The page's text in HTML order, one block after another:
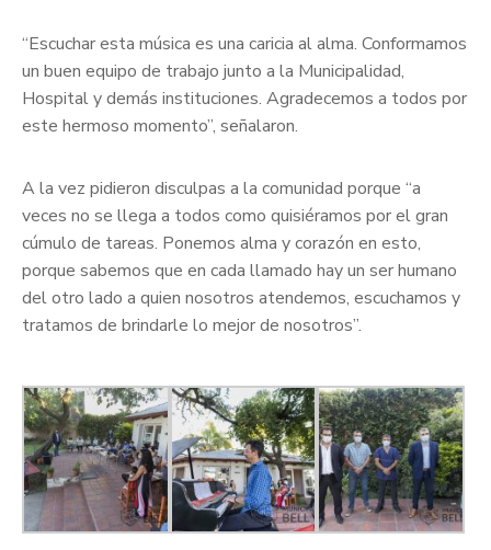
“Escuchar esta música es una caricia al alma. Conformamos
un buen equipo de trabajo junto a la Municipalidad,
Hospital y demás instituciones. Agradecemos a todos por
este hermoso momento”, señalaron.
A la vez pidieron disculpas a la comunidad porque “a
veces no se llega a todos como quisiéramos por el gran
cúmulo de tareas. Ponemos alma y corazón en esto,
porque sabemos que en cada llamado hay un ser humano
del otro lado a quien nosotros atendemos, escuchamos y
tratamos de brindarle lo mejor de nosotros”.